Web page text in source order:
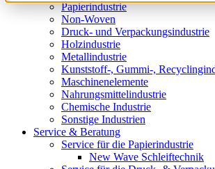
Papierindustrie
Non-Woven
Druck- und Verpackungsindustrie
Holzindustrie
Metallindustrie
Kunststoff-, Gummi-,
Maschinenelemente
Nahrungsmittelindustrie
Chemische Industrie
Sonstige Industrien
Service & Beratung
Service für die Papierindustrie
New Wave Schleiftechnik